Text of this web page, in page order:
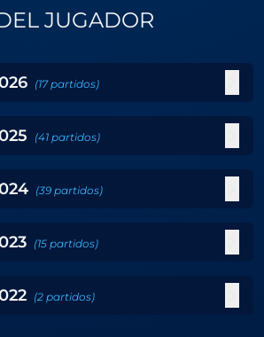
JUGADOR
(17 partidos)
(41 partidos)
(39 partidos)
(15 partidos)
(2 partidos)